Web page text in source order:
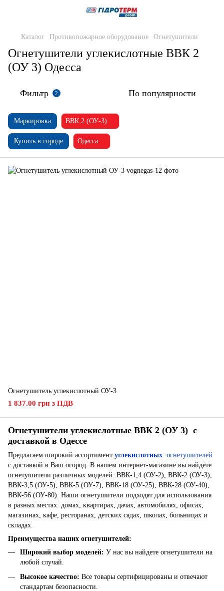
Каталог Противопожарное оборудование Огнетушители
Огнетушители углекислотные ВВК 2
(ОУ 3) Одесса
Фильтр 2 По популярности
Маркировка ВВК 2 (ОУ-3)
Купить в городе Одесса
Огнетушитель углекислотный ОУ-3
1 837.00 грн з ПДВ
Огнетушители углекислотные ВВК 2 (ОУ 3) с
доставкой в ​​Одессе
Предлагаем широкий ассортимент углекислотных огнетушителей
с доставкой в ​​Ваш огород. В нашем интернет-магазине вы найдете
огнетушители различных моделей: ВВК-1,4 (ОУ-2), ВВК-2 (ОУ-3),
ВВК-3,5 (ОУ-5), ВВК-5 (ОУ-7), ВВК-18 (ОУ-25), ВВК-28 (ОУ-40),
ВВК-56 (ОУ-80). Наши огнетушители подходят для использования
в разных местах: домах, квартирах, дачах, автомобилях, офисах,
магазинах, кафе, ресторанах, детских садах, школах, больницах и
складах.
Преимущества наших огнетушителей:
Широкий выбор моделей: У нас вы найдете огнетушители на
любой случай.
Высокое качество: Все товары сертифицированы и отвечают
стандартам безопасности.